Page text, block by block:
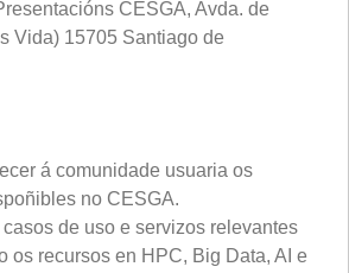
CESGA, Avda. de
Vida) 15705 Santiago de
á comunidade usuaria os
no CESGA.
de uso e servizos relevantes
os recursos en HPC, Big Data, AI e